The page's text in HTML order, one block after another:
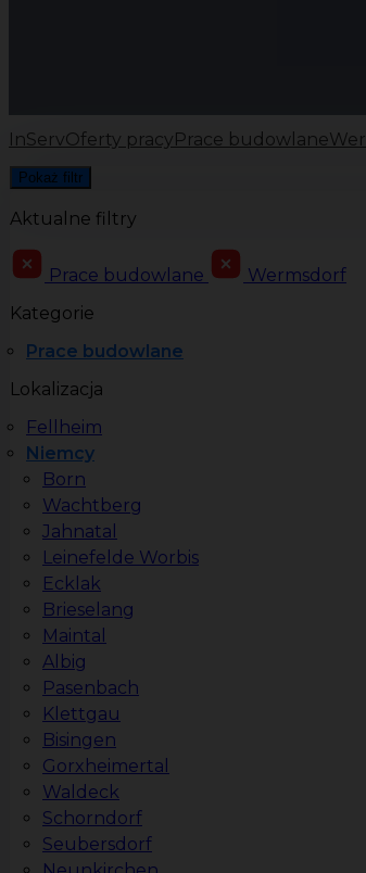
InServOferty pracy Prace budowlane
Pokaż filtr
Aktualne filtry
Prace budowlane
Wermsdorf
Kategorie
Prace budowlane
Lokalizacja
Fellheim
Niemcy
Born
Wachtberg
Jahnatal
Leinefelde Worbis
Ecklak
Brieselang
Maintal
Albig
Pasenbach
Klettgau
Bisingen
Gorxheimertal
Waldeck
Schorndorf
Seubersdorf